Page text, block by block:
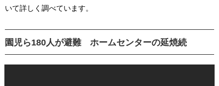
いて詳しく調べています。
園児ら180人が避難 ホームセンターの延焼続